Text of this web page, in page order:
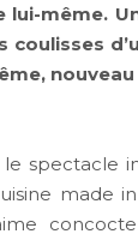
lui-même.
coulisses
le spectacle
made